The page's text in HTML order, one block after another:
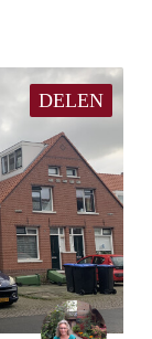
DELEN
Jolanda